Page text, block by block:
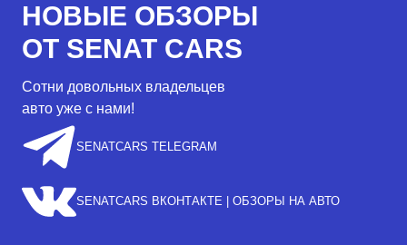
НОВЫЕ ОБЗОРЫ
ОТ SENAT CARS
Сотни довольных владельцев
авто уже с нами!
SENATCARS TELEGRAM
SENATCARS ВКОНТАКТЕ | ОБЗОРЫ НА АВТО